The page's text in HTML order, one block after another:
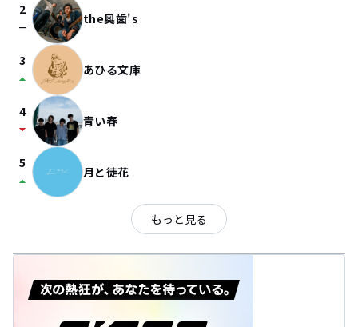
2
check_indeterminate_small the奥歯's
3
arrow_drop_up あひる文庫
4
arrow_drop_down 青い春
5
arrow_drop_up 月と徒花
もっと見る